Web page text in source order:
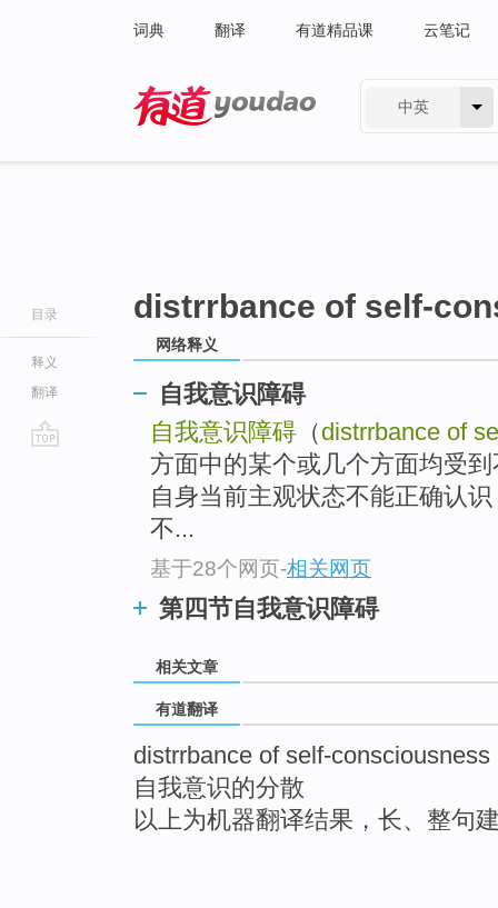
词典 翻译 有道精品课 云笔记
中英
目录
释义
翻译
distrrbance of self-
网络释义
自我意识障碍
自我意识障碍 （distrrbance of
方面中的某个或几个方面均受
自身当前主观状态不能正确认
不...
基于28个网页-相关网页
第四节自我意识障碍
相关文章
有道翻译
distrrbance of self-consciousness
自我意识的分散
以上为机器翻译结果，长、整句